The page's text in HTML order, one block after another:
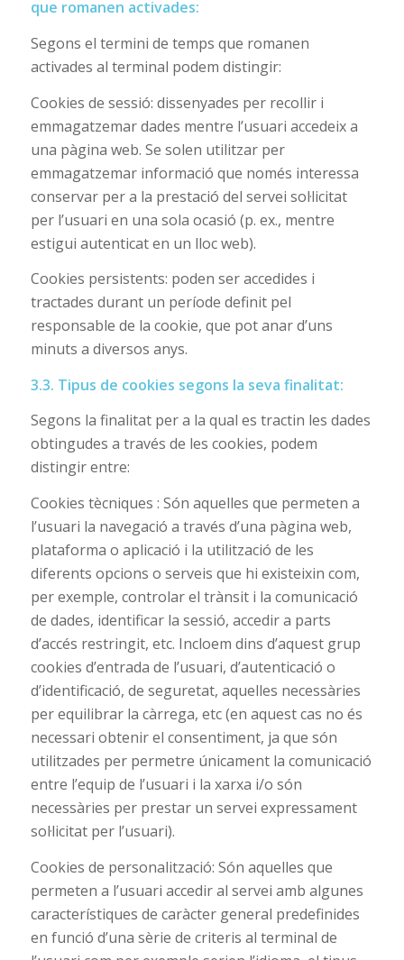
que romanen activades:
Segons el termini de temps que romanen
activades al terminal podem distingir:
Cookies de sessió: dissenyades per recollir i
emmagatzemar dades mentre l’usuari accedeix a
una pàgina web. Se solen utilitzar per
emmagatzemar informació que només interessa
conservar per a la prestació del servei sol·licitat
per l’usuari en una sola ocasió (p. ex., mentre
estigui autenticat en un lloc web).
Cookies persistents: poden ser accedides i
tractades durant un període definit pel
responsable de la cookie, que pot anar d’uns
minuts a diversos anys.
3.3. Tipus de cookies segons la seva finalitat:
Segons la finalitat per a la qual es tractin les dades
obtingudes a través de les cookies, podem
distingir entre:
Cookies tècniques : Són aquelles que permeten a
l’usuari la navegació a través d’una pàgina web,
plataforma o aplicació i la utilització de les
diferents opcions o serveis que hi existeixin com,
per exemple, controlar el trànsit i la comunicació
de dades, identificar la sessió, accedir a parts
d’accés restringit, etc. Incloem dins d’aquest grup
cookies d’entrada de l’usuari, d’autenticació o
d’identificació, de seguretat, aquelles necessàries
per equilibrar la càrrega, etc (en aquest cas no és
necessari obtenir el consentiment, ja que són
utilitzades per permetre únicament la comunicació
entre l’equip de l’usuari i la xarxa i/o són
necessàries per prestar un servei expressament
sol·licitat per l’usuari).
Cookies de personalització: Són aquelles que
permeten a l’usuari accedir al servei amb algunes
característiques de caràcter general predefinides
en funció d’una sèrie de criteris al terminal de